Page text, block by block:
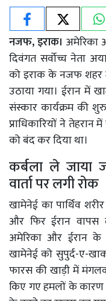
नजफ, इराक। अमेरिका
दिवंगत सर्वोच्च नेता
को इराक के नजफ शहर
उठाया गया। ईरान
संस्कार कार्यक्रम की
प्राधिकारियों ने तेहरान
को बंद कर दिया था।
कर्बला ले जाया
वार्ता पर लगी रोक
खामेनेई का पार्थिव
और फिर ईरान वापस
अमेरिका और ईरान के
खामेनेई को सुपुर्द-ए-
फारस की खाड़ी में
किए गए हमलों के